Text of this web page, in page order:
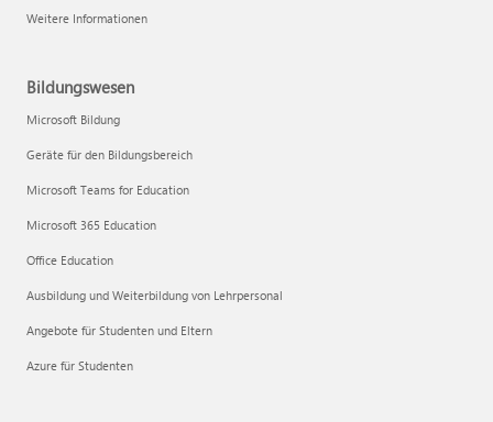
Weitere Informationen
Bildungswesen
Microsoft Bildung
Geräte für den Bildungsbereich
Microsoft Teams for Education
Microsoft 365 Education
Office Education
Ausbildung und Weiterbildung von Lehrpersonal
Angebote für Studenten und Eltern
Azure für Studenten